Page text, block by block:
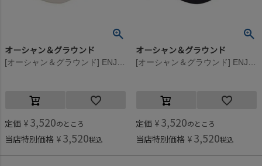
オーシャン＆グラウンド
定価 ¥ 3,520のところ
当店特別価格 ¥ 3,520税込
オーシャン＆グラウンド
定価 ¥ 3,520のところ
当店特別価格 ¥ 3,520税込